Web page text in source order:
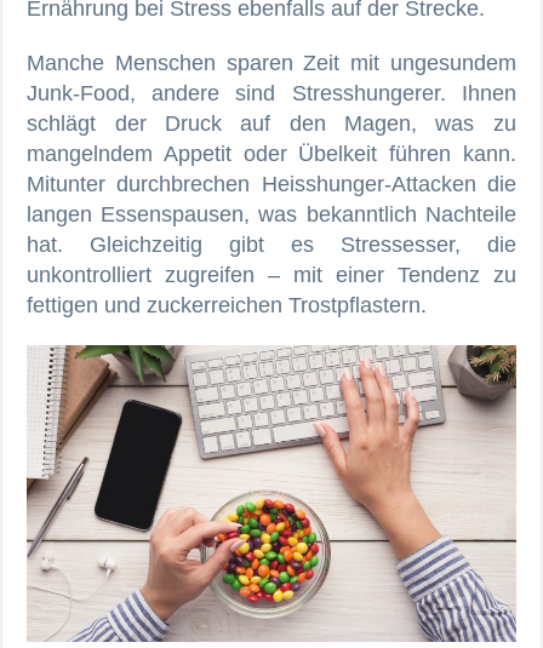
Ernährung bei Stress ebenfalls auf der Strecke.
Manche Menschen sparen Zeit mit ungesundem
Junk-Food, andere sind Stresshungerer. Ihnen
schlägt der Druck auf den Magen, was zu
mangelndem Appetit oder Übelkeit führen kann.
Mitunter durchbrechen Heisshunger-Attacken die
langen Essenspausen, was bekanntlich Nachteile
hat. Gleichzeitig gibt es Stressesser, die
unkontrolliert zugreifen – mit einer Tendenz zu
fettigen und zuckerreichen Trostpflastern.